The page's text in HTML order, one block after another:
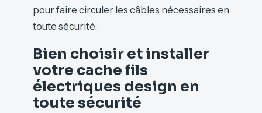
pour faire circuler les câbles nécessaires en
toute sécurité.
Bien choisir et installer
votre cache fils
électriques design en
toute sécurité